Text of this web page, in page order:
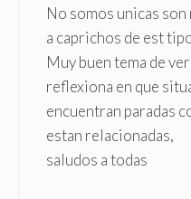
No somos unicas
a caprichos de est
Muy buen tema de
reflexiona en que
encuentran paradas
estan relacionadas,
saludos a todas